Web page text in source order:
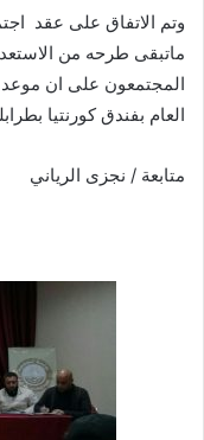
وتم الاتفاق على عقد
ماتبقى طرحه من
العام بفندق كورنتيا
متابعة / نجزى الرياني